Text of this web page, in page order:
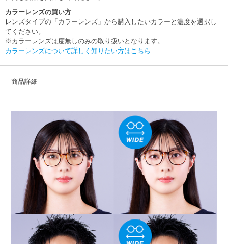
カラーレンズの買い方
レンズタイプの「カラーレンズ」から購入したいカラーと濃度を選択し
てください。
※カラーレンズは度無しのみの取り扱いとなります。
カラーレンズについて詳しく知りたい方はこちら
商品詳細